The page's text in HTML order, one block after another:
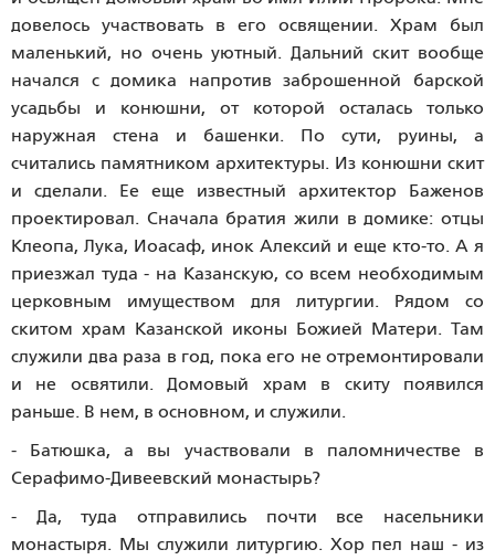
довелось участвовать в его освящении. Храм был
маленький, но очень уютный. Дальний скит вообще
начался с домика напротив заброшенной барской
усадьбы и конюшни, от которой осталась только
наружная стена и башенки. По сути, руины, а
считались памятником архитектуры. Из конюшни скит
и сделали. Ее еще известный архитектор Баженов
проектировал. Сначала братия жили в домике: отцы
Клеопа, Лука, Иоасаф, инок Алексий и еще кто-то. А я
приезжал туда - на Казанскую, со всем необходимым
церковным имуществом для литургии. Рядом со
скитом храм Казанской иконы Божией Матери. Там
служили два раза в год, пока его не отремонтировали
и не освятили. Домовый храм в скиту появился
раньше. В нем, в основном, и служили.
- Батюшка, а вы участвовали в паломничестве в
Серафимо-Дивеевский монастырь?
- Да, туда отправились почти все насельники
монастыря. Мы служили литургию. Хор пел наш - из